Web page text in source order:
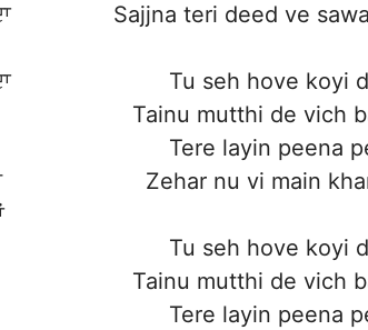
Sajjna teri deed ve
Tu seh hove koyi
Tainu mutthi de vich
Tere layin peena
Zehar nu vi main
Tu seh hove koyi
Tainu mutthi de vich
Tere layin peena